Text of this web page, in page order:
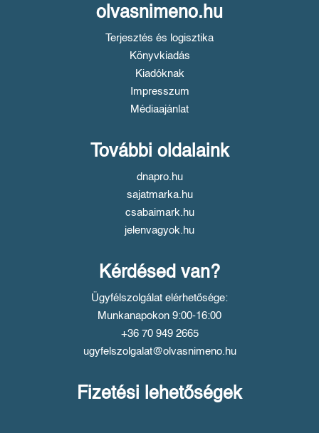
olvasnimeno.hu
Terjesztés és logisztika
Könyvkiadás
Kiadóknak
Impresszum
Médiaajánlat
További oldalaink
dnapro.hu
sajatmarka.hu
csabaimark.hu
jelenvagyok.hu
Kérdésed van?
Ügyfélszolgálat elérhetősége:
Munkanapokon 9:00-16:00
+36 70 949 2665
ugyfelszolgalat@olvasnimeno.hu
Fizetési lehetőségek